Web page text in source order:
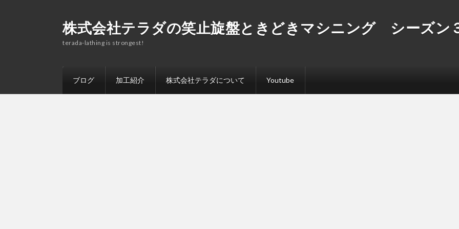
株式会社テラダの笑止旋盤ときどきマシニング シーズン
terada-lathing is strongest!
ブログ 加工紹介 株式会社テラダについて Youtube